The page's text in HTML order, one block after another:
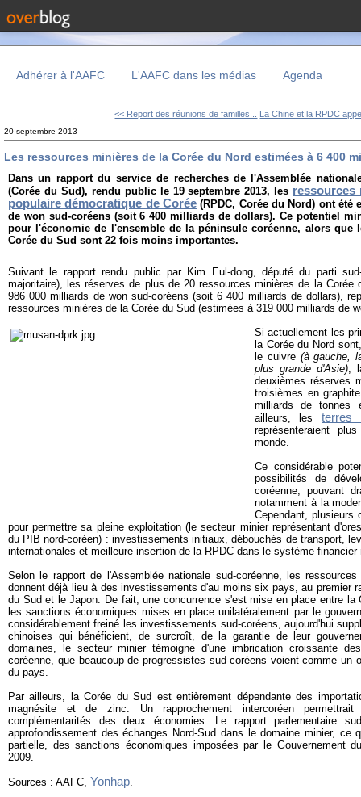
Adhérer à l'AAFC L'AAFC dans les médias Agenda
<< Report des réunions de familles... La Chine et la RPDC
20 septembre 2013
Les ressources minières de la Corée du Nord estimées à 6 400
Dans un rapport du service de recherches de l'Assemblée
(Corée du Sud), rendu public le 19 septembre 2013, les ressources
populaire démocratique de Corée (RPDC, Corée du Nord) ont été
de won sud-coréens (soit 6 400 milliards de dollars). Ce potentiel
pour l'économie de l'ensemble de la péninsule coréenne, alors que
Corée du Sud sont 22 fois moins importantes.
Suivant le rapport rendu public par Kim Eul-dong, député du parti
majoritaire), les réserves de plus de 20 ressources minières de la Corée
986 000 milliards de won sud-coréens (soit 6 400 milliards de dollars),
ressources minières de la Corée du Sud (estimées à 319 000 milliards de
Si actuellement les
la Corée du Nord
le cuivre (à gauche,
plus grande d'Asie),
deuxièmes réserves
troisièmes en
milliards de tonnes
ailleurs, les terres
représenteraient
monde.
Ce considérable
possibilités de
coréenne, pouvant
notamment à la
Cependant, plusieurs
pour permettre sa pleine exploitation (le secteur minier représentant
du PIB nord-coréen) : investissements initiaux, débouchés de transport,
internationales et meilleure insertion de la RPDC dans le système
Selon le rapport de l'Assemblée nationale sud-coréenne, les
donnent déjà lieu à des investissements d'au moins six pays, au premier
du Sud et le Japon. De fait, une concurrence s'est mise en place entre la
les sanctions économiques mises en place unilatéralement par le
considérablement freiné les investissements sud-coréens, aujourd'hui
chinoises qui bénéficient, de surcroît, de la garantie de leur
domaines, le secteur minier témoigne d'une imbrication croissante
coréenne, que beaucoup de progressistes sud-coréens voient comme un
du pays.
Par ailleurs, la Corée du Sud est entièrement dépendante des
magnésite et de zinc. Un rapprochement intercoréen
complémentarités des deux économies. Le rapport parlementaire
approfondissement des échanges Nord-Sud dans le domaine minier, ce
partielle, des sanctions économiques imposées par le Gouvernement
2009.
Sources : AAFC, Yonhap.